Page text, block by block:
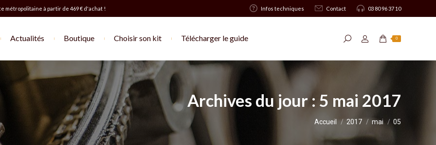
métropolitaine à partir de 469 € d'achat ! Infos techniques Contact 03 80 96 37 10
Actualités Boutique Choisir son kit Télécharger le guide
Recherche
0
Archives du jour : 5 mai 2017
Vous êtes ici :
Accueil 2017 mai 05